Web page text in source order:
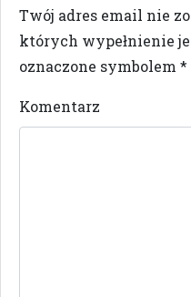
Twój adres email nie
których wypełnienie
oznaczone symbolem *
Komentarz